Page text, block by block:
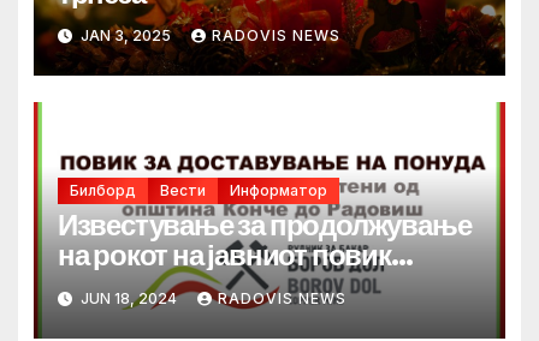
JAN 3, 2025 RADOVIS NEWS
Билборд Вести Информатор
Известување за продолжување
на рокот на јавниот повик
за превоз на вработени
JUN 18, 2024 RADOVIS NEWS